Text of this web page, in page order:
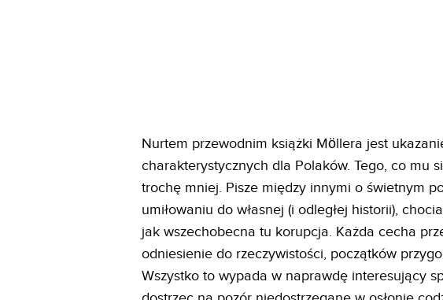
Nurtem przewodnim książki Möllera jest
charakterystycznych dla Polaków. Tego, co mu
trochę mniej. Pisze między innymi o świetnym
umiłowaniu do własnej (i odległej historii),
jak wszechobecna tu korupcja. Każda cecha
odniesienie do rzeczywistości, początków
Wszystko to wypada w naprawdę interesujący